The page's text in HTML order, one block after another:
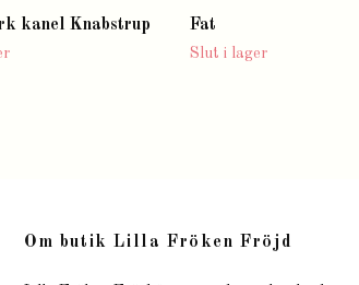
kanel Knabstrup Fat
Slut i lager
Om butik Lilla Fröken Fröjd